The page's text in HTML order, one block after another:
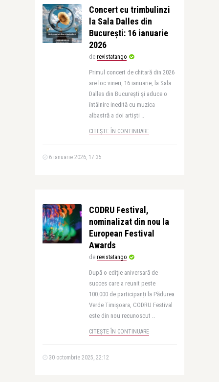
Concert cu trimbulinzi
la Sala Dalles din
București: 16 ianuarie
2026
de revistatango
Primul concert de chitară din 2026
are loc vineri, 16 ianuarie, la Sala
Dalles din București și aduce o
întâlnire inedită cu muzica
albastră a doi artiști ..
CITEȘTE ÎN CONTINUARE
6 ianuarie 2026, 17:35
CODRU Festival,
nominalizat din nou la
European Festival
Awards
de revistatango
După o ediție aniversară de
succes care a reunit peste
100.000 de participanți la Pădurea
Verde Timișoara, CODRU Festival
este din nou recunoscut ..
CITEȘTE ÎN CONTINUARE
30 octombrie 2025, 22:12